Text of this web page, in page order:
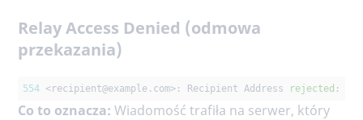
Relay Access Denied (odmowa
przekazania)
554 <recipient@example .com>: Recipient Address rejected :
Co to oznacza: Wiadomość trafiła na serwer, który